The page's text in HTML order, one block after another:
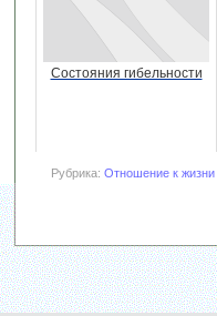
Состояния гибельности
Рубрика: Отношение к жизни